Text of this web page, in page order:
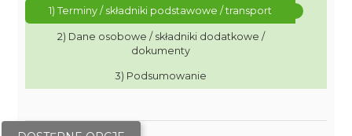
1) Terminy / składniki podstawowe / transport
2) Dane osobowe / składniki dodatkowe /
dokumenty
3) Podsumowanie